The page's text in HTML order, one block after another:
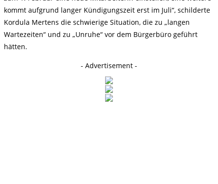
kommt aufgrund langer Kündigungszeit erst im Juli“, schilderte
Kordula Mertens die schwierige Situation, die zu „langen
Wartezeiten“ und zu „Unruhe“ vor dem Bürgerbüro geführt
hätten.
- Advertisement -